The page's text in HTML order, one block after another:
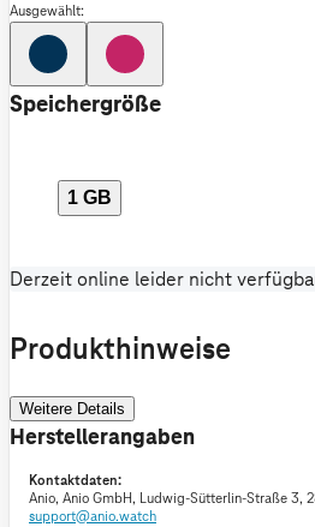
Ausgewählt:
Speichergröße
1 GB
Derzeit online leider nicht
Produkthinweise
Weitere Details
Herstellerangaben
Kontaktdaten:
Anio, Anio GmbH, Ludwig-Sütterlin-Straße 3,
support@anio.watch